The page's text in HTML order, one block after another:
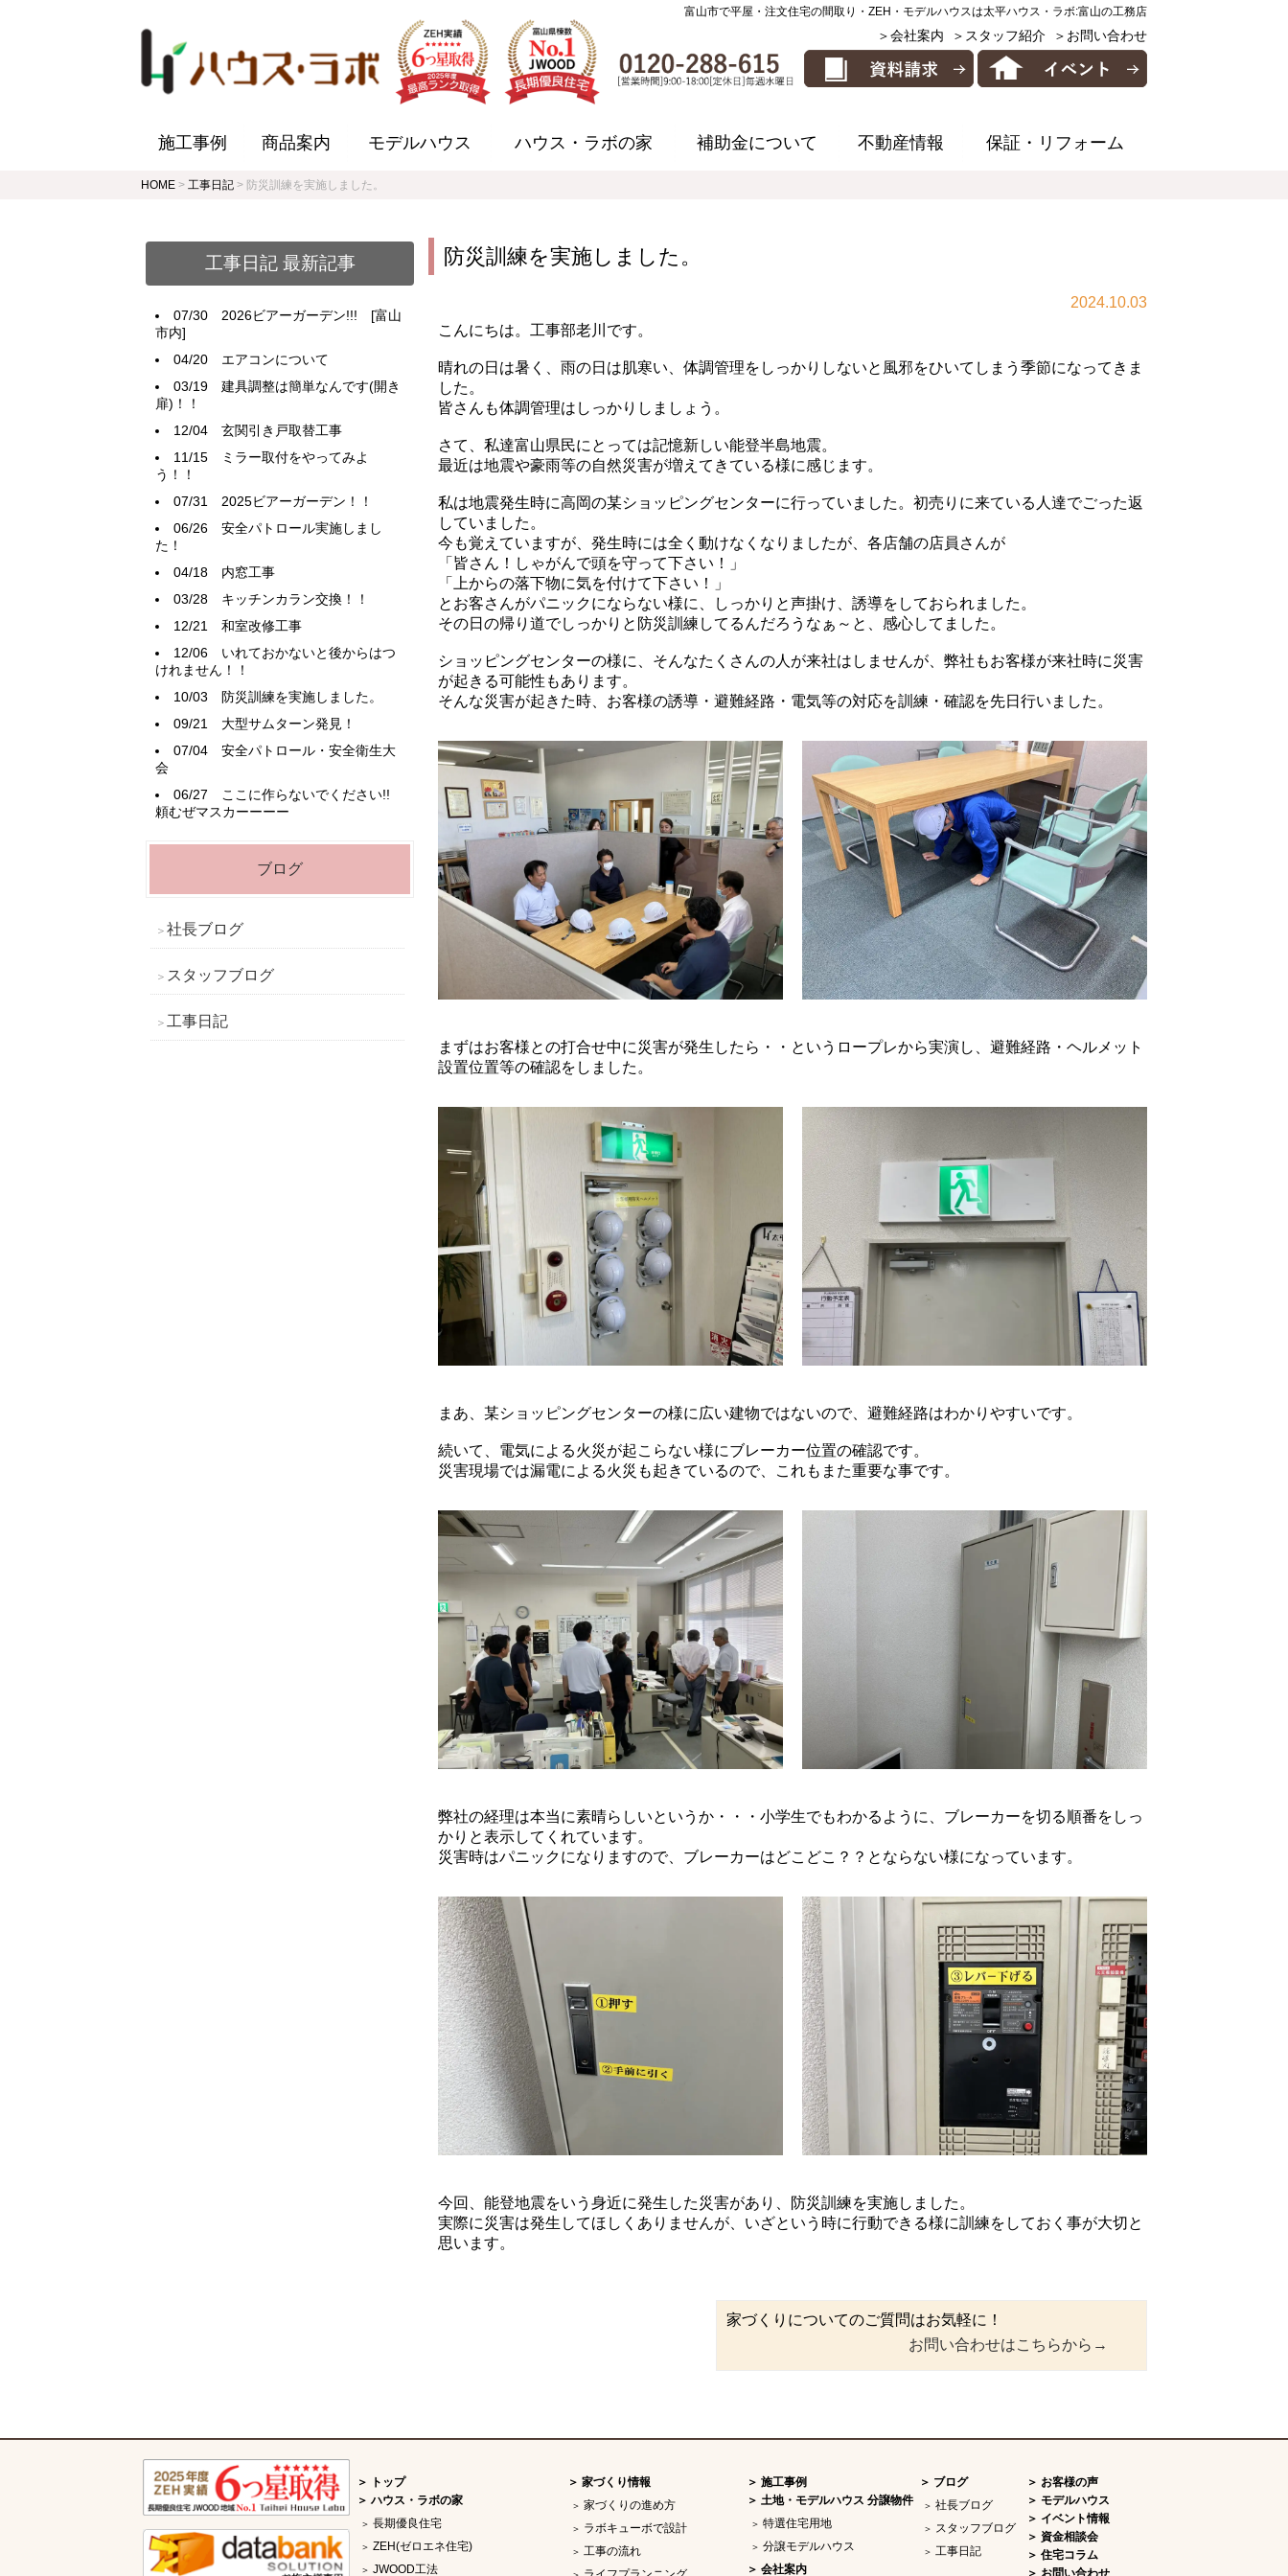
富山市で平屋・注文住宅の間取り・ZEH・モデルハウスは太平ハウス・ラボ:富山の工務店
＞会社案内 ＞スタッフ紹介 ＞お問い合わせ
施工事例 商品案内 モデルハウス ハウス・ラボの家 補助金について 不動産情報 保証・リフォーム
HOME > 工事日記 > 防災訓練を実施しました。
防災訓練を実施しました。
2024.10.03
こんにちは。工事部老川です。
晴れの日は暑く、雨の日は肌寒い、体調管理をしっかりしないと風邪をひいてしまう季節になってきま
した。
皆さんも体調管理はしっかりしましょう。
さて、私達富山県民にとっては記憶新しい能登半島地震。
最近は地震や豪雨等の自然災害が増えてきている様に感じます。
私は地震発生時に高岡の某ショッピングセンターに行っていました。初売りに来ている人達でごった返
していました。
今も覚えていますが、発生時には全く動けなくなりましたが、各店舗の店員さんが
「皆さん！しゃがんで頭を守って下さい！」
「上からの落下物に気を付けて下さい！」
とお客さんがパニックにならない様に、しっかりと声掛け、誘導をしておられました。
その日の帰り道でしっかりと防災訓練してるんだろうなぁ～と、感心してました。
ショッピングセンターの様に、そんなたくさんの人が来社はしませんが、弊社もお客様が来社時に災害
が起きる可能性もあります。
そんな災害が起きた時、お客様の誘導・避難経路・電気等の対応を訓練・確認を先日行いました。
まずはお客様との打合せ中に災害が発生したら・・というロープレから実演し、避難経路・ヘルメット
設置位置等の確認をしました。
まあ、某ショッピングセンターの様に広い建物ではないので、避難経路はわかりやすいです。
続いて、電気による火災が起こらない様にブレーカー位置の確認です。
災害現場では漏電による火災も起きているので、これもまた重要な事です。
弊社の経理は本当に素晴らしいというか・・・小学生でもわかるように、ブレーカーを切る順番をしっ
かりと表示してくれています。
災害時はパニックになりますので、ブレーカーはどこどこ？？とならない様になっています。
今回、能登地震をいう身近に発生した災害があり、防災訓練を実施しました。
実際に災害は発生してほしくありませんが、いざという時に行動できる様に訓練をしておく事が大切と
思います。
家づくりについてのご質問はお気軽に！
お問い合わせはこちらから→
工事日記 最新記事
07/30 2026ビアーガーデン!!! [富山
市内]
04/20 エアコンについて
03/19 建具調整は簡単なんです(開き
扉)！！
12/04 玄関引き戸取替工事
11/15
ミラー取付をやってみよ
う！！
07/31 2025ビアーガーデン！！
06/26 安全パトロール実施しまし
た！
04/18 内窓工事
03/28 キッチンカラン交換！！
12/21 和室改修工事
12/06 いれておかないと後からはつ
けれません！！
10/03 防災訓練を実施しました。
09/21 大型サムターン発見！
07/04 安全パトロール・安全衛生大
会
06/27 ここに作らないでください!!
頼むぜマスカーーーー
ブログ
社長ブログ
スタッフブログ
工事日記
トップ
ハウス・ラボの家
長期優良住宅
ZEH(ゼロエネ住宅)
JWOOD工法
家づくり情報
家づくりの進め方
ラボキューボで設計
工事の流れ
施工事例
土地・モデルハウス 分譲物件
特選住宅用地
分譲モデルハウス
会社案内
ブログ
社長ブログ
スタッフブログ
工事日記
お客様の声
モデルハウス
イベント情報
資金相談会
住宅コラム
お問い合わせ